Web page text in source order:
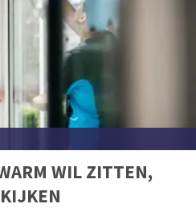
WIL ZITTEN,